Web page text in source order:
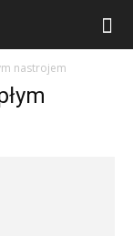
nastrojem